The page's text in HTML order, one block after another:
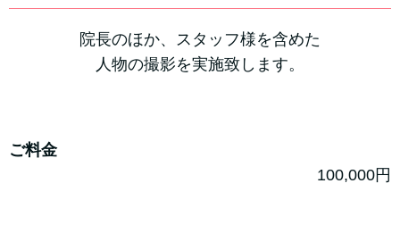
院長のほか、スタッフ様を含めた
人物の撮影を実施致します。
ご料金
100,000円